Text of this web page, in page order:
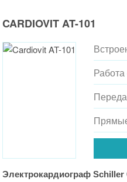
CARDIOVIT AT-101
Работа
Электрокардиограф Schiller